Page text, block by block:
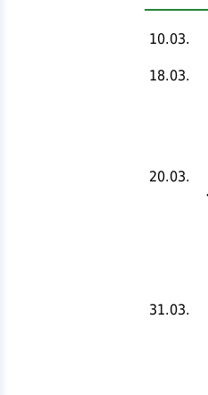
10.03.
18.03.
20.03.
31.03.